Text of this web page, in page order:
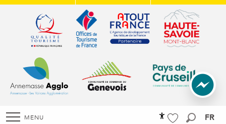
MENU
FR
Qualité tourisme (s'ouvre dans une nouvelle fenêtre)
Office de tourisme de France (s'ouvre
Atout France (s'ouvre dans
Annemasse Agglo (s'ouvre dans une nouvelle fenêtre)
Communauté de communes du
Communauté de